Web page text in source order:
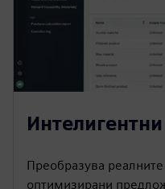
Преобразува
оптимизирани